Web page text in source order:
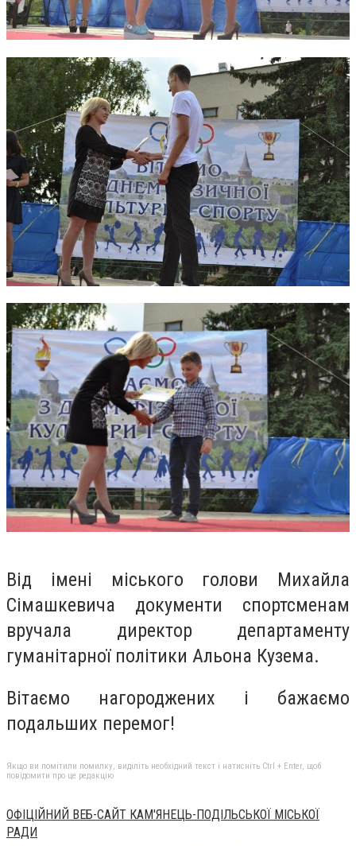
Від імені міського голови Михайла
Сімашкевича документи спортсменам
вручала директор департаменту
гуманітарної політики Альона Кузема.
Вітаємо нагороджених і бажаємо
подальших перемог!
Якщо ви помітили помилку, виділіть необхідний текст і натисніть Ctrl + Enter, щоб
повідомити про це редакцію
ОФІЦІЙНИЙ ВЕБ-САЙТ КАМ'ЯНЕЦЬ-ПОДІЛЬСЬКОЇ МІСЬКОЇ
РАДИ